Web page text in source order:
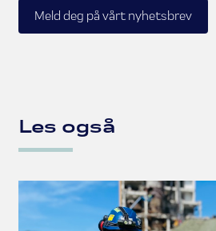
Meld deg på vårt nyhetsbrev
Les også